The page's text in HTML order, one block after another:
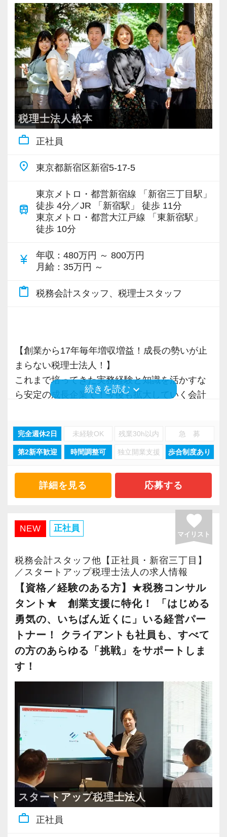
実務重視の研修を幅広く実施しているため、ス
ピーディーに経験値を積むことができるのが最
大の魅力です。
バリバリ働いて活躍したい方、大歓迎です！
これからますます成長していく新宿オフィス
で、一緒に成長していきましょう！
【ご紹介が多い安定企業でお客様から一番に信
頼される税務のプロを目指せます】
様に寄り添う」ことが一つの使命です。
お客様から「こうしたい」という理想をいただ
いたら、それを一緒になって実現するために大
きく力を発揮できる存在でありたいと考えてい
いった私たちの姿勢がお客様から評価されてい
るからだと自負しています。
お客様から信頼され、心の通ったサービスを提
供する真の「税務プロフェッショナル」として
の道を私たちと一緒に歩んでみませんか？
積み重ねてこられた知識と経験を生かして、さ
らなる活躍の場を求めている貴方の力を発揮で
新たなマネージャー候補として、将来的にオフ
ィスを任せられる方の力を求めています。
税理士資格がなくてもOK！
やる気とコミュニケーション能力を重視しま
税理士はサービス業です。誠実に仕事を行い、
お客様に満足していただくことを大事にしてく
れる方を求めています。
スキルと経験に合わせてキャリアを重ねつつ、
部下のマネジメントも少しずつお任せして自信
を持っていけるよう私たちもバックアップしま
す。
最初は自信が無くても意欲があれば大丈夫で
一緒に事務所を盛り立てていただける方をお待
ちしています！
【こんな方を求めています】
・情熱を持って仕事ができ、途中で諦めない人
・責任感を持って仕事に取り組める人
・積極性と向上心を持ち合わせている人
・若手を引っ張っていくリーダーになれる人
充実した実務重視のOJTで、安心して職務経験
と知識をゼロから身に付けられます！
税務・会計の経験と知識を磨きながらステップ
アップを目指しませんか？
【対象業種100種以上！節税・融資・税務調査に
強い税理士法人です】
創業以来17年連続増収増益、顧問先数2500以
上、全国6拠点で安定的に成長中です。
お客様に事務所までご来社いただく来所型サー
います。
専門Webサイトを10サイト以上運営しており、
新規顧問契約のお客様が毎年400件以上増加！
各オフィスに国税OB税理士が在籍しているの
応、給付金のサポート、補助金のサポートなど
ています。
また、職場環境の改善に積極的に取り組む企業
に対して認証される「社労士診断認証制度」を
施企業」の認定を受け、今後も社員が働きやす
い環境づくりを積極的に推進していきます。
おりますので、当社で将来の不安なく働いてみ
ませんか？
【新宿の事務所はこんなオフィスです】
20代のスタッフが多数在籍しており、当社拠点
のなかでも一番明るく元気なオフィスです。
新宿三丁目駅直結で交通の便がよく、通勤しや
すい立地にあります。
飲食業や接客業のお客様が多く、お客様のご紹
介から新しいお客様も増えております。
実務重視の研修を幅広く実施しているため、ス
ピーディーに経験値を積むことができるのが最
大の魅力です。
バリバリ働いて活躍したい方、大歓迎です！
これからますます成長していく新宿オフィス
で、一緒に成長していきましょう！
【ご紹介が多い安定企業でお客様から一番に信
頼される税務のプロを目指せます】
私達は「税務のプロフェッショナルとしてお客
様に寄り添う」ことが一つの使命です。
税理士法人松本
work_outline 正社員
place 東京都新宿区新宿5-17-5
train
東京メトロ・都営新宿線 「新宿三丁目駅」
徒歩 4分／JR 「新宿駅」 徒歩 11分
東京メトロ・都営大江戸線 「東新宿駅」
徒歩 10分
currency_yen 年収 ：480万円 ～ 800万円
月給 ：35万円 ～
content_paste 税務会計スタッフ、税理士スタッフ
【創業から17年毎年増収増益！成長の勢いが止
まらない税理士法人！】
これまで培ってきた実務経験と知識を活かすな
ら安定の成長企業で！今後も拡大していく会計
現在当社では「渋谷」「新宿」「錦糸町」
ます。
2021年6月に「渋谷オフィス」を新設し、その
後「新宿オフィス」「大阪オフィス」「錦糸町
オフィス」が拡張移転！
さらに2022年12月には「柏オフィス」を開設
し、2025年には大阪オフィスを増床するなど、
事業拡大を続けています。
安定性抜群の環境で自己成長を実現できます。
社員の持つ「やる・やりたい」という気持ちを
大事にしているため、資格を持っていなくて
も、スピーディーなキャリアアップが可能で
す！
会計事務所経験者の方には幅広い業務に携わっ
ていただき、早い段階から部下やチームのマネ
ジメント業務にも挑戦できます！これまでの経
験・知識を活かしながら、さらに上のステージ
でキャリアアップをしませんか？
【対象業種100種以上！節税・融資・税務調査に
強い税理士法人です】
創業以来17年連続増収増益、顧問先数2500以
上、全国6拠点で安定的に成長中です。
続きを読む keyboard_arrow_down
完全週休2日 未経験OK 残業30h以内 急 募
第2新卒歓迎 時間調整可 独立開業支援 歩合制度あり
詳細を見る 応募する
NEW 正社員 favorite
マイリスト
税務会計スタッフ他【正社員・新宿三丁目】
／スタートアップ税理士法人の求人情報
【資格／経験のある方】★税務コンサル
タント★ 創業支援に特化！ 「はじめる
勇気の、いちばん近くに」いる経営パー
トナー！ クライアントも社員も、すべて
の方のあらゆる「挑戦」をサポートしま
す！
スタートアップ税理士法人
work_outline 正社員